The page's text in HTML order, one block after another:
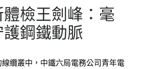
檢王劍峰：毫
鋼鐵動脈
纜叢中，中鐵六局電務公司青年電